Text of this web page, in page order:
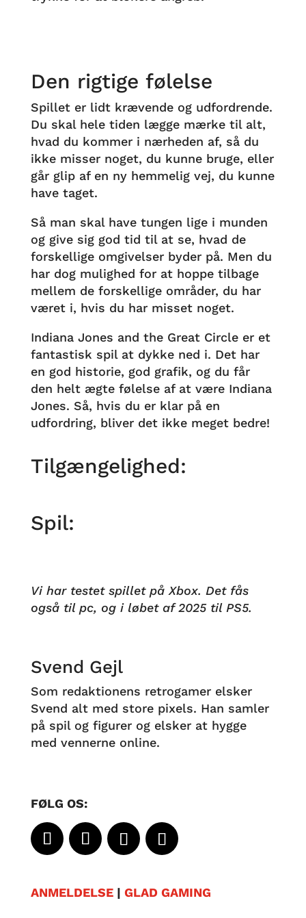
Den rigtige følelse
Spillet er lidt krævende og udfordrende.
Du skal hele tiden lægge mærke til alt,
hvad du kommer i nærheden af, så du
ikke misser noget, du kunne bruge, eller
går glip af en ny hemmelig vej, du kunne
have taget.
Så man skal have tungen lige i munden
og give sig god tid til at se, hvad de
forskellige omgivelser byder på. Men du
har dog mulighed for at hoppe tilbage
mellem de forskellige områder, du har
været i, hvis du har misset noget.
Indiana Jones and the Great Circle er et
fantastisk spil at dykke ned i. Det har
en god historie, god grafik, og du får
den helt ægte følelse af at være Indiana
Jones. Så, hvis du er klar på en
udfordring, bliver det ikke meget bedre!
Tilgængelighed:
Spil:
Vi har testet spillet på Xbox. Det fås
også til pc, og i løbet af 2025 til PS5.
Svend Gejl
Som redaktionens retrogamer elsker
Svend alt med store pixels. Han samler
på spil og figurer og elsker at hygge
med vennerne online.
FØLG OS:
ANMELDELSE| GLAD GAMING